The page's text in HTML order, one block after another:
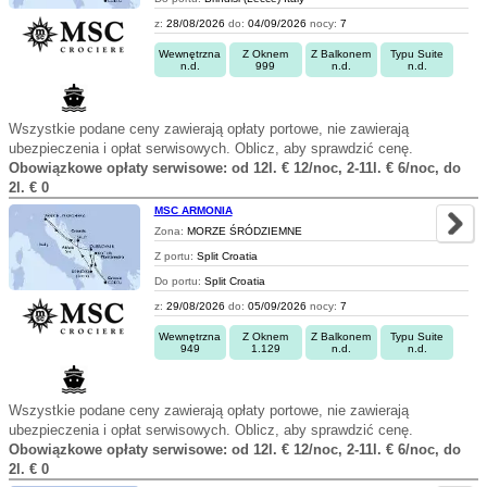
z: 28/08/2026 do: 04/09/2026 nocy: 7
Wewnętrzna
n.d.
Z Oknem
999
Z Balkonem
n.d.
Typu Suite
n.d.
Wszystkie podane ceny zawierają opłaty portowe, nie zawierają
ubezpieczenia i opłat serwisowych. Oblicz, aby sprawdzić cenę.
Obowiązkowe opłaty serwisowe: od 12l. € 12/noc, 2-11l. € 6/noc, do
2l. € 0
MSC ARMONIA
Zona: MORZE ŚRÓDZIEMNE
Z portu: Split Croatia
Do portu: Split Croatia
z: 29/08/2026 do: 05/09/2026 nocy: 7
Wewnętrzna
949
Z Oknem
1.129
Z Balkonem
n.d.
Typu Suite
n.d.
Wszystkie podane ceny zawierają opłaty portowe, nie zawierają
ubezpieczenia i opłat serwisowych. Oblicz, aby sprawdzić cenę.
Obowiązkowe opłaty serwisowe: od 12l. € 12/noc, 2-11l. € 6/noc, do
2l. € 0